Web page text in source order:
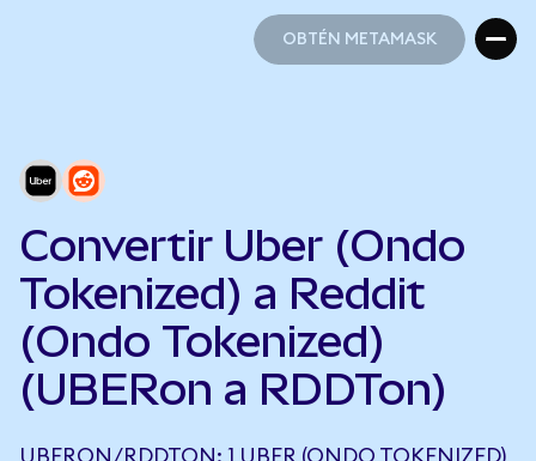
OBTÉN METAMASK
Convertir Uber (Ondo
Tokenized) a Reddit
(Ondo Tokenized)
(UBERon a RDDTon)
UBERON/RDDTON: 1 UBER (ONDO TOKENIZED)